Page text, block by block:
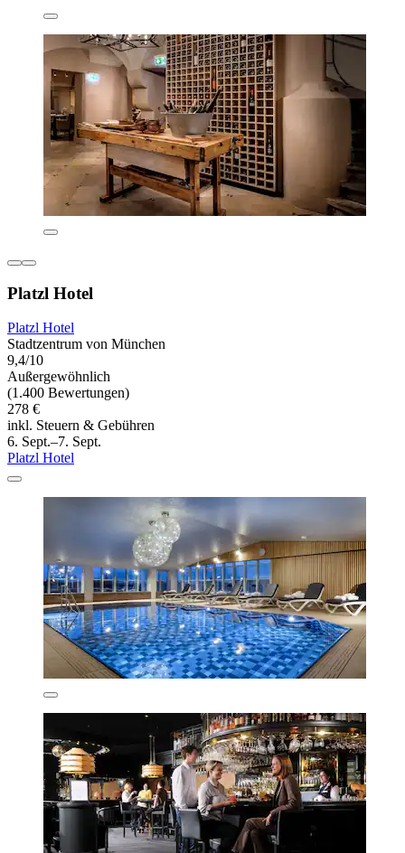
Platzl Hotel
Platzl Hotel
Stadtzentrum von München
9,4/10
Außergewöhnlich
(1.400 Bewertungen)
278 €
inkl. Steuern & Gebühren
6. Sept.–7. Sept.
Platzl Hotel